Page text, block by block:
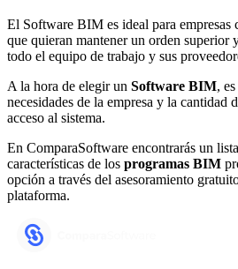
El Software BIM es ideal para empresas
que quieran mantener un orden superior
todo el equipo de trabajo y sus
A la hora de elegir un Software BIM,
necesidades de la empresa y la cantidad
acceso al sistema.
En ComparaSoftware encontrarás un
características de los programas BIM
opción a través del asesoramiento
plataforma.